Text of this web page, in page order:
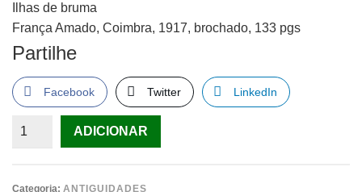
Ilhas de bruma
França Amado, Coimbra, 1917, brochado, 133 pgs
Partilhe
Facebook Twitter LinkedIn
Quantidade
AFONSO
ADICIONAR
Categoria: ANTIGUIDADES